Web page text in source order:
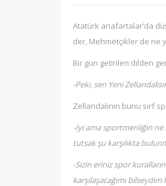
Atatürk anafartalar’da
der, Mehmetçikler de ne
Bir gün getirilen dilden
-Peki, sen Yeni
Zellandalının bunu sırf
-İyi ama sportmenliğin ne
tutsak şu karşılıkta
-Sizin eriniz spor
karşılaşacağımı